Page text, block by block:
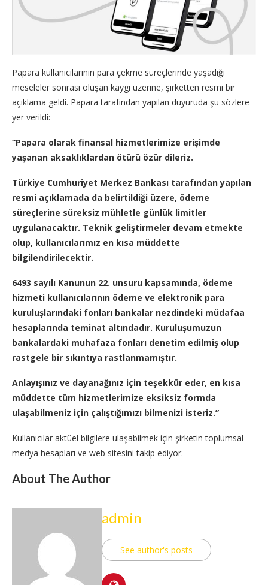
Papara kullanıcılarının para çekme süreçlerinde yaşadığı
meseleler sonrası oluşan kaygı üzerine, şirketten resmi bir
açıklama geldi. Papara tarafından yapılan duyuruda şu sözlere
yer verildi:
“Papara olarak finansal hizmetlerimize erişimde
yaşanan aksaklıklardan ötürü özür dileriz.
Türkiye Cumhuriyet Merkez Bankası tarafından yapılan
resmi açıklamada da belirtildiği üzere, ödeme
süreçlerine süreksiz mühletle günlük limitler
uygulanacaktır. Teknik geliştirmeler devam etmekte
olup, kullanıcılarımız en kısa müddette
bilgilendirilecektir.
6493 sayılı Kanunun 22. unsuru kapsamında, ödeme
hizmeti kullanıcılarının ödeme ve elektronik para
kuruluşlarındaki fonları bankalar nezdindeki müdafaa
hesaplarında teminat altındadır. Kuruluşumuzun
bankalardaki muhafaza fonları denetim edilmiş olup
rastgele bir sıkıntıya rastlanmamıştır.
Anlayışınız ve dayanağınız için teşekkür eder, en kısa
müddette tüm hizmetlerimize eksiksiz formda
ulaşabilmeniz için çalıştığımızı bilmenizi isteriz.”
Kullanıcılar aktüel bilgilere ulaşabilmek için şirketin toplumsal
medya hesapları ve web sitesini takip ediyor.
About The Author
admin
See author's posts